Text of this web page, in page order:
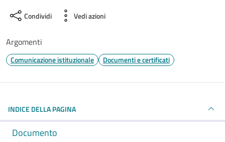
Condividi Vedi azioni
Argomenti
Comunicazione istituzionale Documenti e certificati
INDICE DELLA PAGINA
Documento